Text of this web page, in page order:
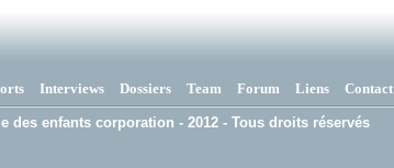
Interviews Dossiers Team Forum Liens Contact
des enfants corporation - 2012 - Tous droits réservés